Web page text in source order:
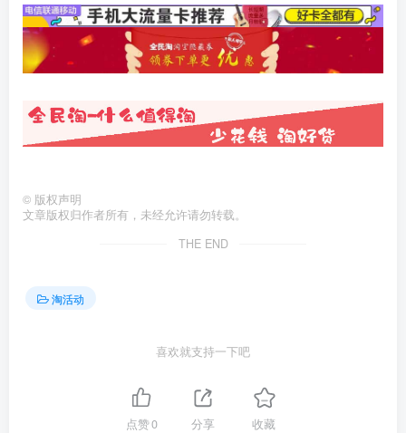
© 版权声明
文章版权归作者所有，未经允许请勿转载。
THE END
淘活动
喜欢就支持一下吧
点赞0 分享 收藏